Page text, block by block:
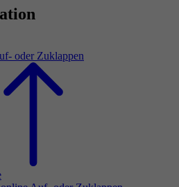
oder Zuklappen